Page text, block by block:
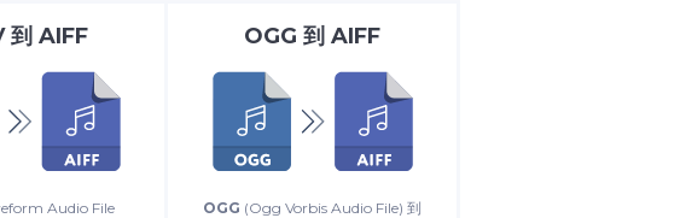
到AIFF
Audio File
OGG 到 AIFF
OGG (Ogg Vorbis Audio File) 到